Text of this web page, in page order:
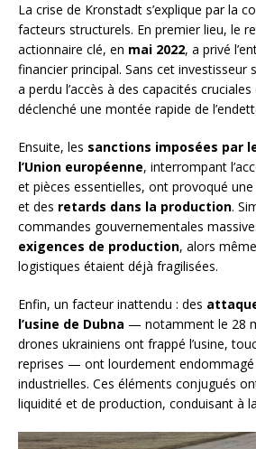
La crise de Kronstadt s’explique par la
facteurs structurels. En premier lieu, le
actionnaire clé, en mai 2022, a privé
financier principal. Sans cet investisseur
a perdu l’accès à des capacités
déclenché une montée rapide de
Ensuite, les sanctions imposées par
l’Union européenne, interrompant
et pièces essentielles, ont provoqué une
et des retards dans la production.
commandes gouvernementales
exigences de production, alors
logistiques étaient déjà fragilisées.
Enfin, un facteur inattendu : des
l’usine de Dubna — notamment le 28
drones ukrainiens ont frappé l’usine,
reprises — ont lourdement endommagé
industrielles. Ces éléments conjugués
liquidité et de production, conduisant à